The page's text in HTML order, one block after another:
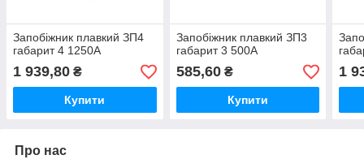
Запобіжник плавкий ЗП4
габарит 4 1250А
1 939,80 ₴
Купити
Запобіжник плавкий ЗП3
габарит 3 500А
585,60₴
Купити
1
Про нас